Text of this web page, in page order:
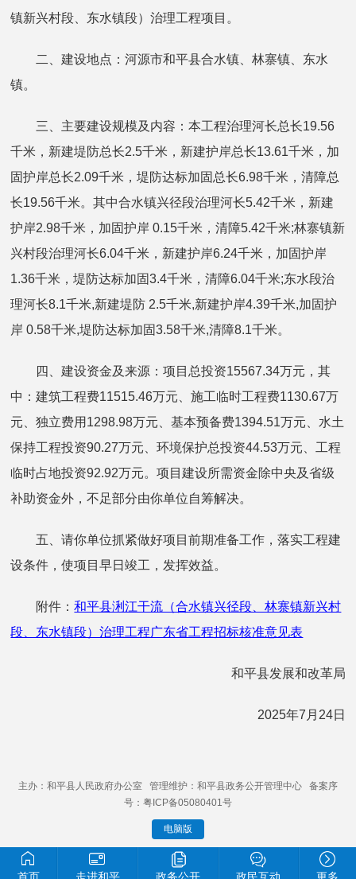
镇新兴村段、东水镇段）治理工程项目。
二、建设地点：河源市和平县合水镇、林寨镇、东水
镇。
三、主要建设规模及内容：本工程治理河长总长19.56
千米，新建堤防总长2.5千米，新建护岸总长13.61千米，加
固护岸总长2.09千米，堤防达标加固总长6.98千米，清障总
长19.56千米。其中合水镇兴径段治理河长5.42千米，新建
护岸2.98千米，加固护岸 0.15千米，清障5.42千米;林寨镇新
兴村段治理河长6.04千米，新建护岸6.24千米，加固护岸
1.36千米，堤防达标加固3.4千米，清障6.04千米;东水段治
理河长8.1千米,新建堤防 2.5千米,新建护岸4.39千米,加固护
岸 0.58千米,堤防达标加固3.58千米,清障8.1千米。
四、建设资金及来源：项目总投资15567.34万元，其
中：建筑工程费11515.46万元、施工临时工程费1130.67万
元、独立费用1298.98万元、基本预备费1394.51万元、水土
保持工程投资90.27万元、环境保护总投资44.53万元、工程
临时占地投资92.92万元。项目建设所需资金除中央及省级
补助资金外，不足部分由你单位自筹解决。
五、请你单位抓紧做好项目前期准备工作，落实工程建
设条件，使项目早日竣工，发挥效益。
附件：和平县浰江干流（合水镇兴径段、林寨镇新兴村
段、东水镇段）治理工程广东省工程招标核准意见表
和平县发展和改革局
2025年7月24日
主办：和平县人民政府办公室 管理维护：和平县政务公开管理中心 备案序
号：粤ICP备05080401号
电脑版